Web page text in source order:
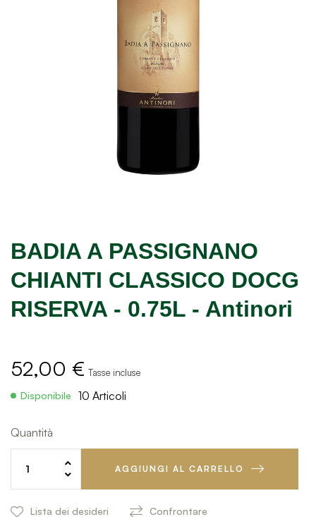
BADIA A PASSIGNANO
CHIANTI CLASSICO DOCG
RISERVA - 0.75L - Antinori
52,00 € Tasse incluse
Disponibile 10 Articoli
Quantità
AGGIUNGI AL CARRELLO
Lista dei desideri Confrontare